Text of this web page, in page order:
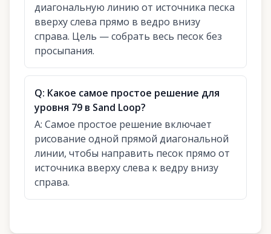
диагональную линию от источника песка
вверху слева прямо в ведро внизу
справа. Цель — собрать весь песок без
просыпания.
Q: Какое самое простое решение для
уровня 79 в Sand Loop?
A: Самое простое решение включает
рисование одной прямой диагональной
линии, чтобы направить песок прямо от
источника вверху слева к ведру внизу
справа.